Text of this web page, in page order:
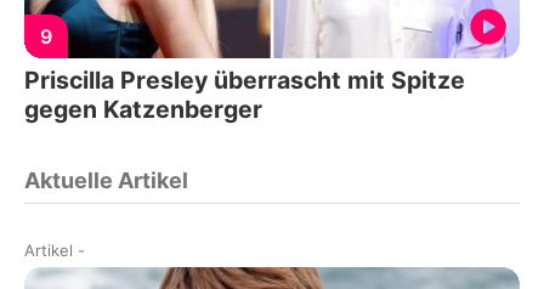
9
Priscilla Presley überrascht mit Spitze
gegen Katzenberger
Aktuelle Artikel
Artikel -